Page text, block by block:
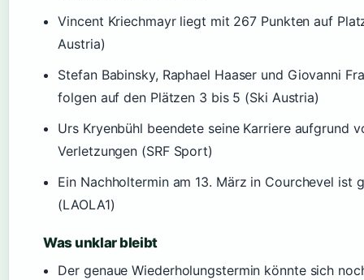
Vincent Kriechmayr liegt mit 267 Punkten auf
Austria)
Stefan Babinsky, Raphael Haaser und Giovanni
folgen auf den Plätzen 3 bis 5 (Ski Austria)
Urs Kryenbühl beendete seine Karriere aufgrund
Verletzungen (SRF Sport)
Ein Nachholtermin am 13. März in Courchevel ist
(LAOLA1)
Was unklar bleibt
Der genaue Wiederholungstermin könnte sich